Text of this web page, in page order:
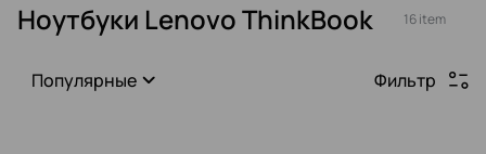
Ноутбуки Lenovo ThinkBook 16 item
Популярные Фильтр